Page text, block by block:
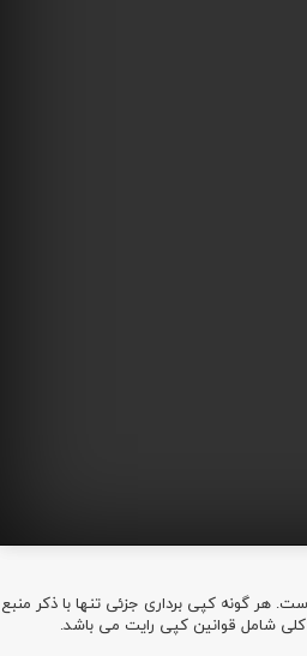
هر گونه کپی برداری جزئی تنها با ذکر منبع
کلی شامل قوانین کپی رایت می باشد.